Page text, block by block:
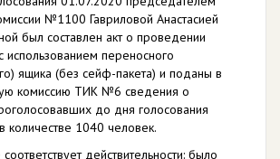
№1100 Гавриловой Анастасией
был составлен акт о проведении
использованием переносного
ящика (без сейф-пакета) и поданы в
комиссию ТИК №6 сведения о
до дня голосования
количестве 1040 человек.
действительности: было